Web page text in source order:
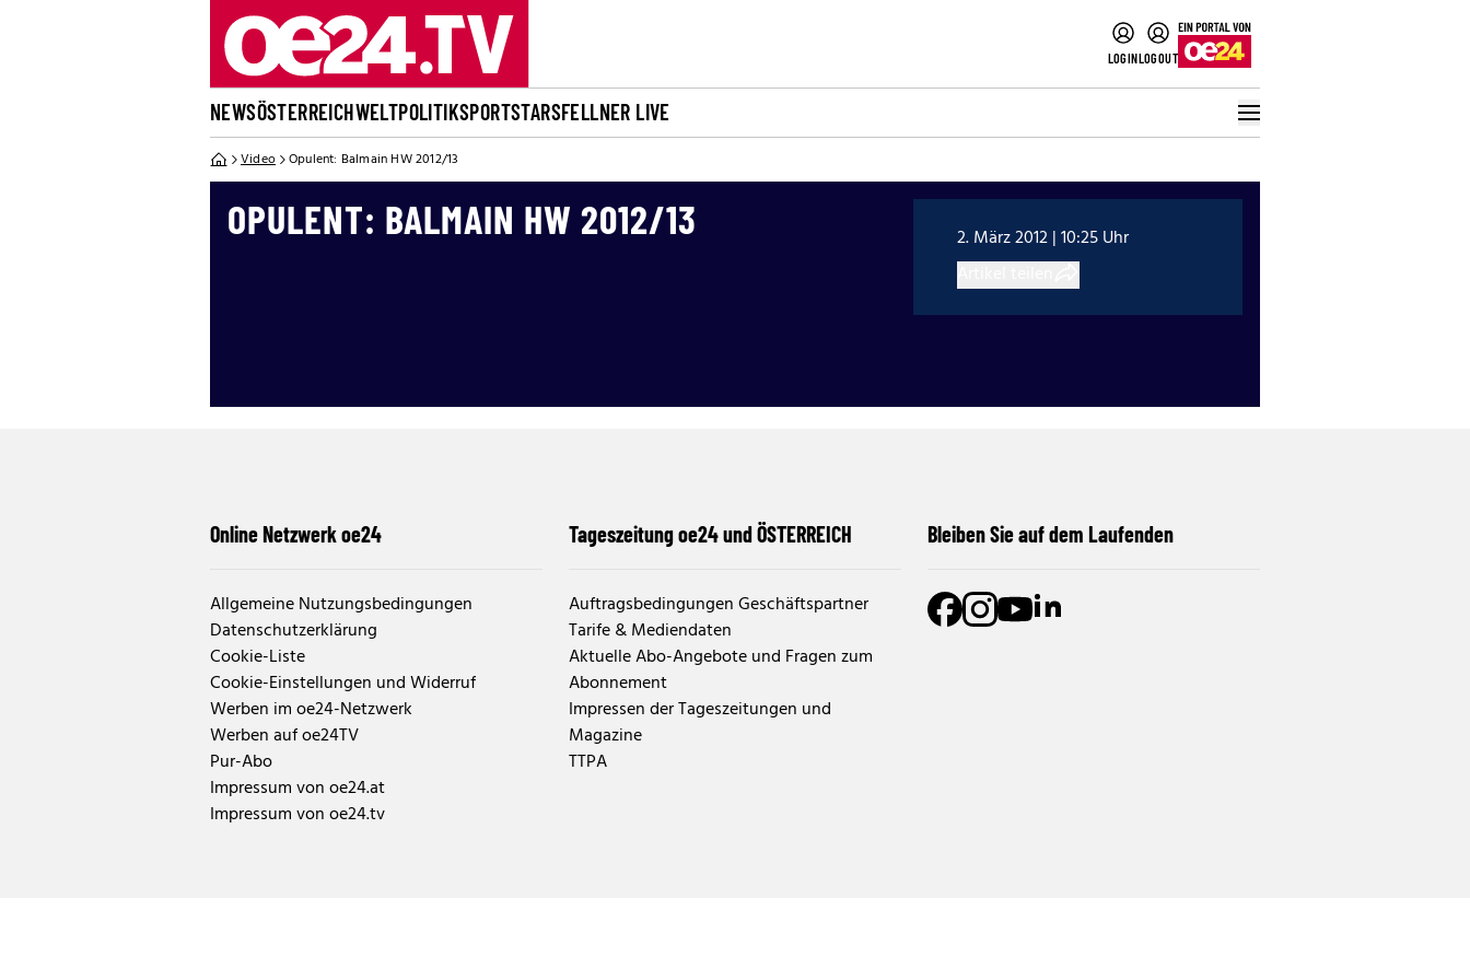
LOGINLOGOUT
NEWSÖSTERREICHWELTPOLITIKSPORTSTARSFELLNER LIVE
Video Opulent: Balmain HW 2012/13
OPULENT: BALMAIN HW 2012/13
2. März 2012 | 10:25 Uhr
Online Netzwerk oe24
Allgemeine Nutzungsbedingungen
Datenschutzerklärung
Cookie-Liste
Cookie-Einstellungen und Widerruf
Werben im oe24-Netzwerk
Werben auf oe24TV
Pur-Abo
Impressum von oe24.at
Impressum von oe24.tv
Tageszeitung oe24 und ÖSTERREICH
Auftragsbedingungen Geschäftspartner
Tarife & Mediendaten
Aktuelle Abo-Angebote und Fragen zum
Abonnement
Impressen der Tageszeitungen und
Magazine
TTPA
Bleiben Sie auf dem Laufenden